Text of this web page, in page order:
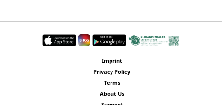
Imprint
Privacy Policy
Terms
About Us